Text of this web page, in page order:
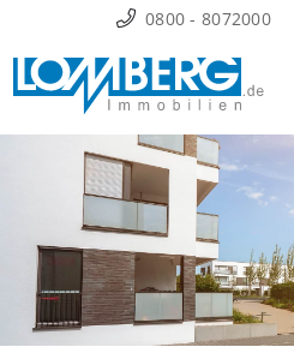
Inhalt
springen
0800 - 8072000